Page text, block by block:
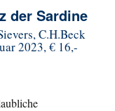
der Sardine
C.H.Beck
2023, € 16,-